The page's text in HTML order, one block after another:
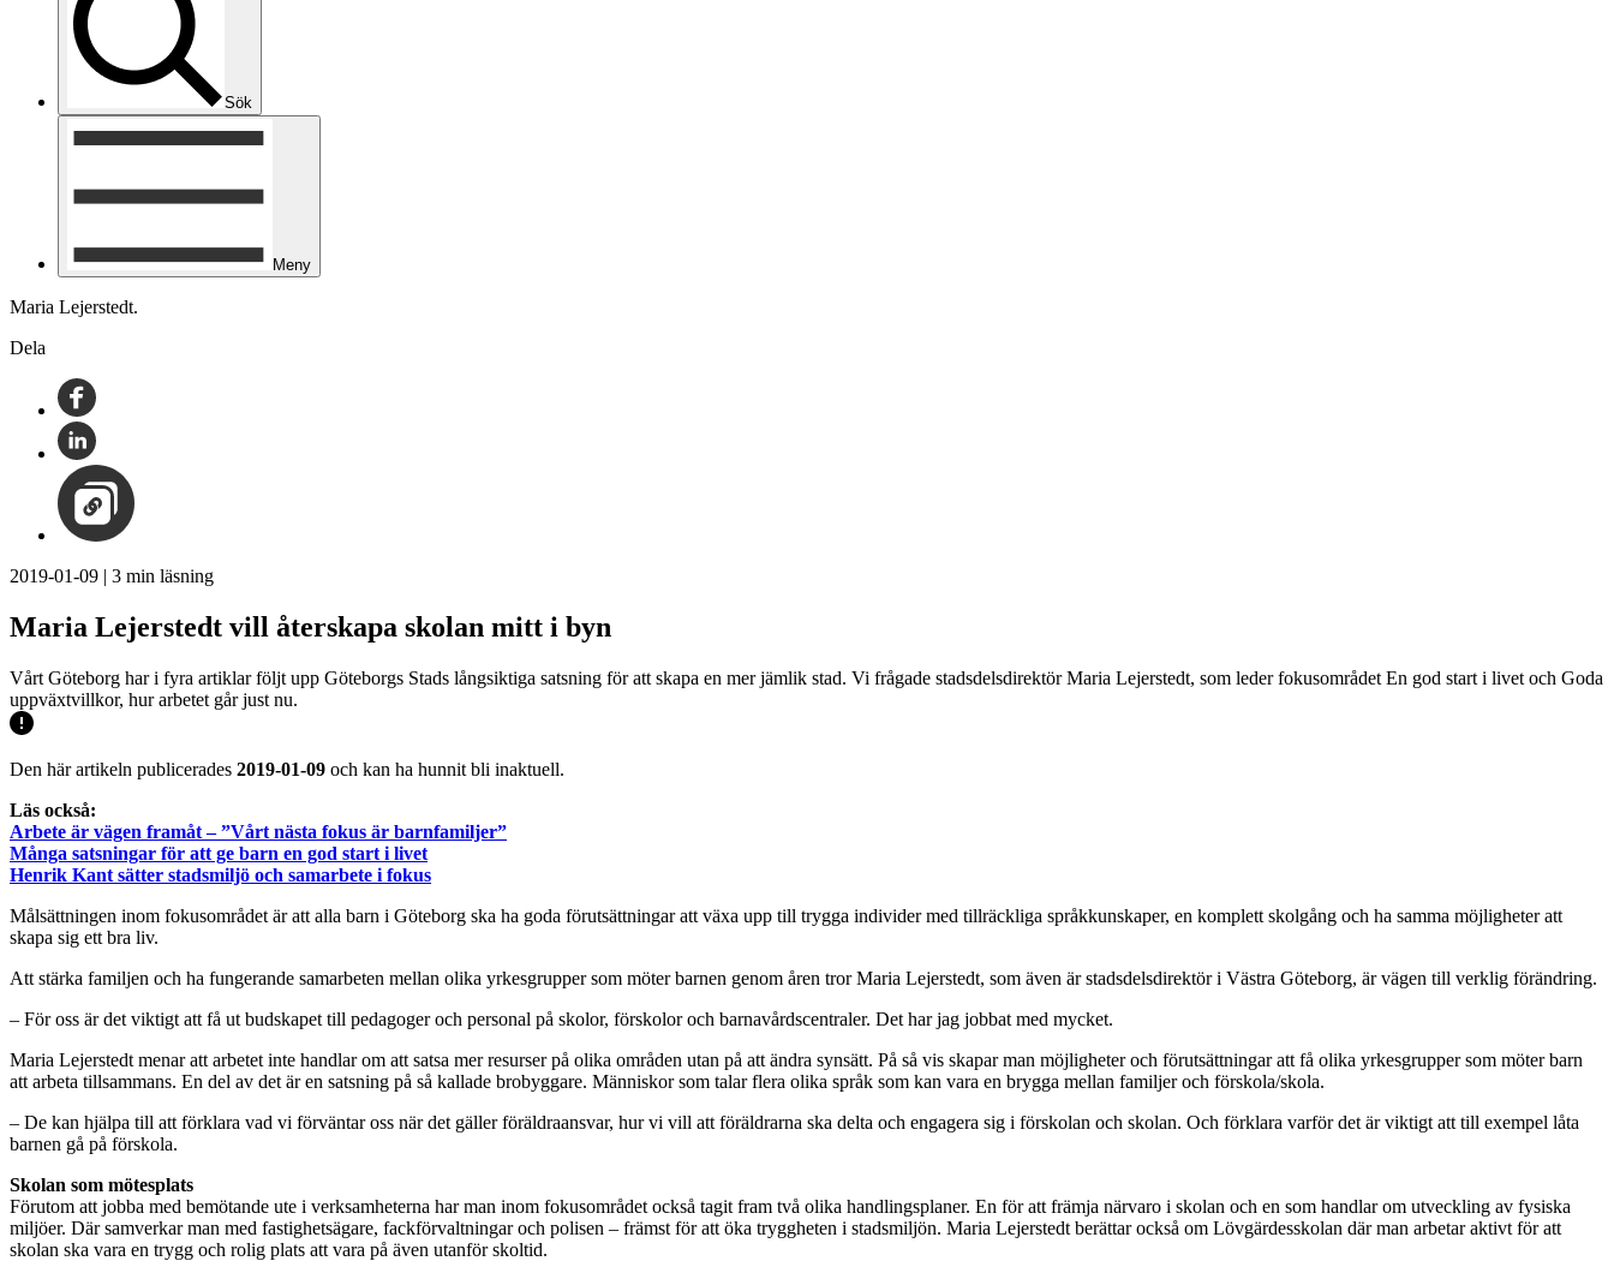
Sök
Meny
Maria Lejerstedt.
Dela
2019-01-09 | 3 min läsning
Maria Lejerstedt vill återskapa skolan mitt i byn
Vårt Göteborg har i fyra artiklar följt upp Göteborgs Stads långsiktiga satsning för att skapa en mer jämlik stad. Vi frågade stadsdelsdirektör Maria Lejerstedt, som leder fokusområdet En god start i livet och Goda
uppväxtvillkor, hur arbetet går just nu.
Den här artikeln publicerades 2019-01-09 och kan ha hunnit bli inaktuell.
Läs också:
Arbete är vägen framåt – ”Vårt nästa fokus är barnfamiljer”
Många satsningar för att ge barn en god start i livet
Henrik Kant sätter stadsmiljö och samarbete i fokus
Målsättningen inom fokusområdet är att alla barn i Göteborg ska ha goda förutsättningar att växa upp till trygga individer med tillräckliga språkkunskaper, en komplett skolgång och ha samma möjligheter att
skapa sig ett bra liv.
Att stärka familjen och ha fungerande samarbeten mellan olika yrkesgrupper som möter barnen genom åren tror Maria Lejerstedt, som även är stadsdelsdirektör i Västra Göteborg, är vägen till verklig förändring.
– För oss är det viktigt att få ut budskapet till pedagoger och personal på skolor, förskolor och barnavårdscentraler. Det har jag jobbat med mycket.
Maria Lejerstedt menar att arbetet inte handlar om att satsa mer resurser på olika områden utan på att ändra synsätt. På så vis skapar man möjligheter och förutsättningar att få olika yrkesgrupper som möter barn
att arbeta tillsammans. En del av det är en satsning på så kallade brobyggare. Människor som talar flera olika språk som kan vara en brygga mellan familjer och förskola/skola.
– De kan hjälpa till att förklara vad vi förväntar oss när det gäller föräldraansvar, hur vi vill att föräldrarna ska delta och engagera sig i förskolan och skolan. Och förklara varför det är viktigt att till exempel låta
barnen gå på förskola.
Skolan som mötesplats
Förutom att jobba med bemötande ute i verksamheterna har man inom fokusområdet också tagit fram två olika handlingsplaner. En för att främja närvaro i skolan och en som handlar om utveckling av fysiska
miljöer. Där samverkar man med fastighetsägare, fackförvaltningar och polisen – främst för att öka tryggheten i stadsmiljön. Maria Lejerstedt berättar också om Lövgärdesskolan där man arbetar aktivt för att
skolan ska vara en trygg och rolig plats att vara på även utanför skoltid.